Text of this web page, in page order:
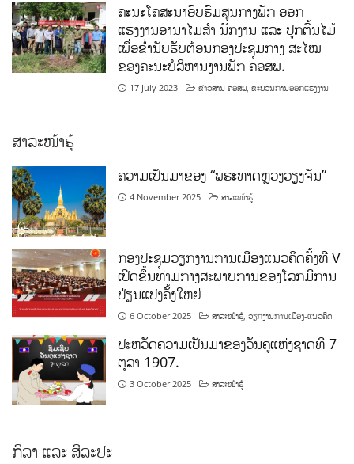
ຄະນະໂຄສະນາອົບຮົມສູນກາງພັກ ອອກ
ແຮງງານອານາໄມສໍາ ນັກງານ ແລະ ປູກຕົ້ນໄມ້
ເພື່ອຂໍ່ານັບຮັບຕ້ອນກອງປະຊຸມກາງ ສະໄໝ
ຂອງຄະນະບໍລິຫານງານພັກ ຄອສພ.
17 July 2023 ຂ່າວສານ ຄອສພ ,ຂະບວນການອອກແຮງງານ
ສາລະໜ້າຮູ້
ຄວາມເປັນມາຂອງ “ພຣະທາດຫຼວງວຽງຈັນ”
4 November 2025 ສາລະໜ້າຮູ້
ກອງປະຊຸມວຽກງານການເມືອງແນວຄິດຄັ້ງທີ V
ເປີດຂຶ້ນທ່າມກາງສະພາບການຂອງໂລກມີການ
ປ່ຽນແປງຄັ້ງໃຫຍ່
6 October 2025 ສາລະໜ້າຮູ້ ,ວຽກງານການເມືອງ-ແນວຄິດ
ປະຫວັດຄວາມເປັນມາຂອງວັນຄູແຫ່ງຊາດທີ 7
ຕຸລາ 1907.
3 October 2025 ສາລະໜ້າຮູ້
ກິລາ ແລະ ສິລະປະ